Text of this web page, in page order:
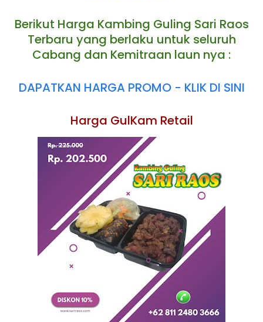
Berikut Harga Kambing Guling Sari Raos
Terbaru yang berlaku untuk seluruh
Cabang dan Kemitraan laun nya :
DAPATKAN HARGA PROMO - KLIK DI SINI
Harga GulKam Retail